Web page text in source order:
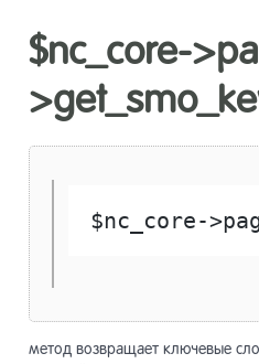
$nc_core-
$nc_core->
метод возвращает ключевые